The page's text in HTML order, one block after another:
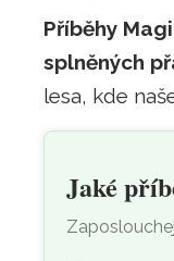
Příběhy
splněných
lesa, kde
Jaké